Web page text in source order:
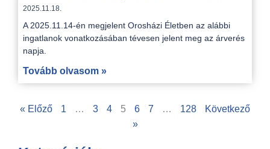
2025.11.18.
A 2025.11.14-én megjelent Orosházi Életben az alábbi
ingatlanok vonatkozásában tévesen jelent meg az árverés
napja.
Tovább olvasom »
« Előző 1 … 3 4 5 6 7 … 128
Következő
»